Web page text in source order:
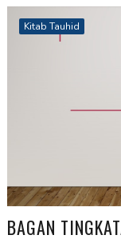
Kitab Tauhid
BAGAN